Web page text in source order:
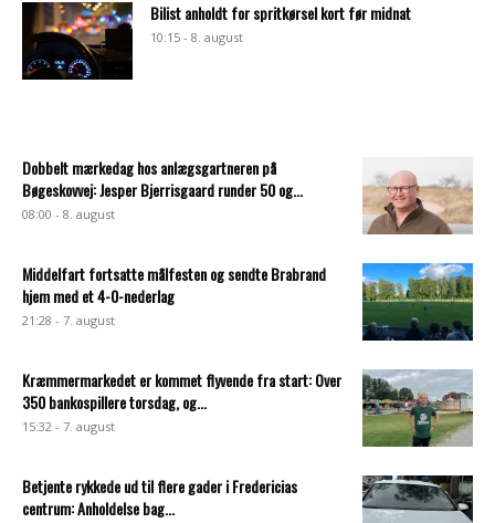
Bilist anholdt for spritkørsel kort før midnat
10:15 - 8. august
Dobbelt mærkedag hos anlægsgartneren på
Bøgeskovvej: Jesper Bjerrisgaard runder 50 og...
08:00 - 8. august
Middelfart fortsatte målfesten og sendte Brabrand
hjem med et 4-0-nederlag
21:28 - 7. august
Kræmmermarkedet er kommet flyvende fra start: Over
350 bankospillere torsdag, og...
15:32 - 7. august
Betjente rykkede ud til flere gader i Fredericias
centrum: Anholdelse bag...